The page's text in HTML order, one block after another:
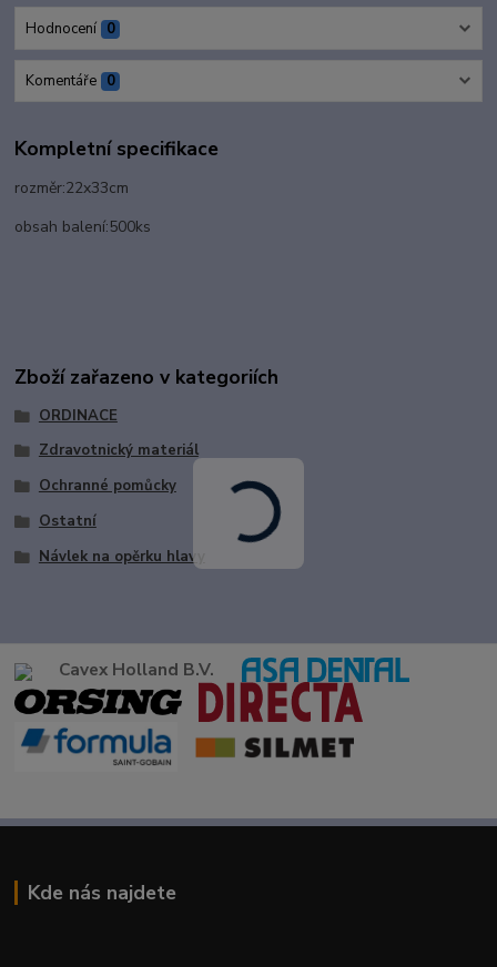
Hodnocení 0
Komentáře 0
Kompletní specifikace
rozměr:22x33cm
obsah balení:500ks
Zboží zařazeno v kategoriích
ORDINACE
Zdravotnický materiál
Ochranné pomůcky
Ostatní
Návlek na opěrku hlavy
Cavex Holland B.V.
Kde nás najdete